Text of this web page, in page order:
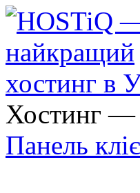
Хостинг —
Панель